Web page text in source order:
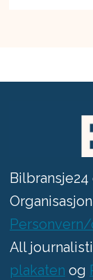
All
plakaten og